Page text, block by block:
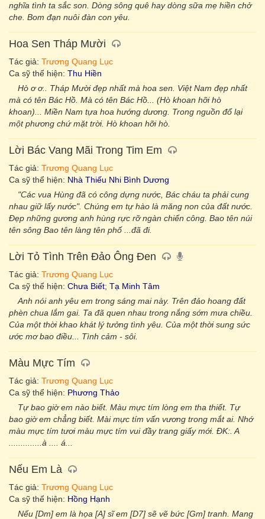
nghĩa tình ta sắc son. Dòng sông quê hay dòng sữa mẹ hiền chở
che. Bom đạn nuôi đàn con yêu.
Hoa Sen Tháp Mười
Tác giả: Trương Quang Lục
Ca sỹ thể hiện: Thu Hiền
Hò ơ ơ.. Tháp Mười đẹp nhất mà hoa sen. Việt Nam đẹp nhất
mà có tên Bác Hồ. Mà có tên Bác Hồ... (Hò khoan hỡi hò
khoan)... Miền Nam tựa hoa hướng dương. Trong nguồn đổ lại
một phương chứ mặt trời. Hò khoan hỡi hò.
Lời Bác Vang Mãi Trong Tim Em
Tác giả: Trương Quang Lục
Ca sỹ thể hiện: Nhà Thiếu Nhi Bình Dương
"Các vua Hùng đã có công dựng nước, Bác cháu ta phải cung
nhau giữ lấy nước". Chúng em tự hào là măng non của đất nước.
Đẹp những gương anh hùng rực rỡ ngàn chiến công. Bao tên núi
tên sông Bao tên làng tên phố ...đã đi.
Lời Tỏ Tình Trên Đảo Ông Đen
Tác giả: Trương Quang Lục
Ca sỹ thể hiện: Chưa Biết; Tạ Minh Tâm
Anh nói anh yêu em trong sáng mai này. Trên đảo hoang đất
phèn chua lắm gai. Ta đã quen nhau trong nắng sớm mưa chiều.
Của một thời khao khát lý tưởng tình yêu. Của một thời sung sức
ước mơ bao điều... Tình cảm - sôi.
Màu Mực Tím
Tác giả: Trương Quang Lục
Ca sỹ thể hiện: Phương Thảo
Tự bao giờ em nào biết. Màu mực tím lòng em tha thiết. Tự
bao giờ em chẳng biết. Mài mực tím vấn vương trong mắt ai. Nhớ
màu mực tím tươi màu mực tím vui đầy trang giấy mới. ĐK:. A
..............à .... á...
Nếu Em Là
Tác giả: Trương Quang Lục
Ca sỹ thể hiện: Hồng Hạnh
Nếu [Dm] em là họa [A] sĩ em [D7] sẽ vẽ bức [Gm] tranh. Mang